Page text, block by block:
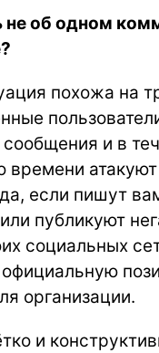
не об одном
похожа на
и в
времени
если пишут
публикуют
социальных
официальную
организации.
и